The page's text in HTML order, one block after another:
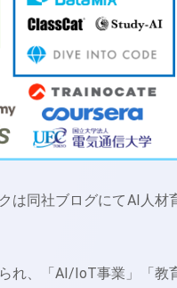
は同社ブログにてAI人材
れ、「AI/IoT事業」「教